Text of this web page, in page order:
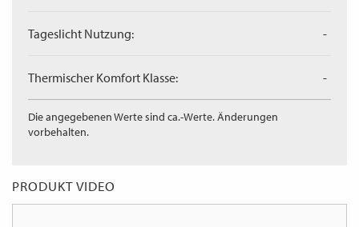
Tageslicht Nutzung: -
Thermischer Komfort Klasse: -
Die angegebenen Werte sind ca.-Werte. Änderungen
vorbehalten.
PRODUKT VIDEO